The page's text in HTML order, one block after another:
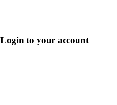
Login to your account